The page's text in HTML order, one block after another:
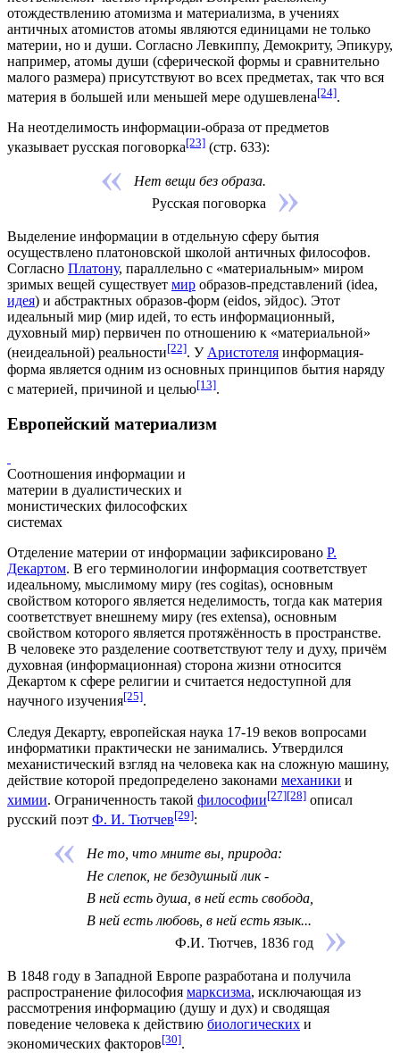
отождествлению атомизма и материализма, в учениях
античных атомистов атомы являются единицами не только
материи, но и души. Согласно Левкиппу, Демокриту, Эпикуру,
например, атомы души (сферической формы и сравнительно
малого размера) присутствуют во всех предметах, так что вся
материя в большей или меньшей мере одушевлена[24].
На неотделимость информации-образа от предметов
указывает русская поговорка[23] (стр. 633):
Нет вещи без образа.
Русская поговорка
Выделение информации в отдельную сферу бытия
осуществлено платоновской школой античных философов.
Согласно Платону, параллельно с «материальным» миром
зримых вещей существует мир образов-представлений (idea,
идея) и абстрактных образов-форм (eidos, эйдос). Этот
идеальный мир (мир идей, то есть информационный,
духовный мир) первичен по отношению к «материальной»
(неидеальной) реальности[22]. УАристотеля информация-
форма является одним из основных принципов бытия наряду
с материей, причиной и целью[13].
Европейский материализм
Соотношения информации и
материи в дуалистических и
монистических философских
системах
Отделение материи от информации зафиксировано Р.
Декартом. В его терминологии информация соответствует
идеальному, мыслимому миру (res cogitas), основным
свойством которого является неделимость, тогда как материя
соответствует внешнему миру (res extensa), основным
свойством которого является протяжённость в пространстве.
В человеке это разделение соответствуют телу и духу, причём
духовная (информационная) сторона жизни относится
Декартом к сфере религии и считается недоступной для
научного изучения[25].
Следуя Декарту, европейская наука 17-19 веков вопросами
информатики практически не занимались. Утвердился
механистический взгляд на человека как на сложную машину,
действие которой предопределено законами механики и
химии. Ограниченность такой философии[27][28] описал
русский поэт Ф. И. Тютчев[29]:
Не то, что мните вы, природа:
Не слепок, не бездушный лик -
В ней есть душа, в ней есть свобода,
В ней есть любовь, в ней есть язык...
Ф.И. Тютчев, 1836 год
В 1848 году в Западной Европе разработана и получила
распространение философия марксизма, исключающая из
рассмотрения информацию (душу и дух) и сводящая
поведение человека к действию биологических и
экономических факторов[30].